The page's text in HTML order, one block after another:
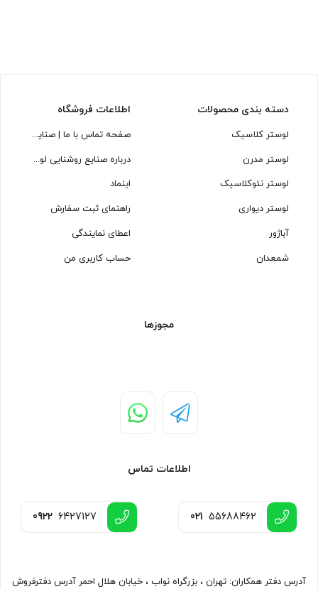
دسته بندی محصولات
لوستر کلاسیک
لوستر مدرن
لوستر نئوکلاسیک
لوستر دیواری
آباژور
شمعدان
اطلاعات فروشگاه
صفحه تماس با ما | صنایع روشنایی لوسترسازان
درباره صنایع روشنایی لوسترسازان
اینماد
راهنمای ثبت سفارش
اعطای نمایندگی
حساب کاربری من
مجوزها
اطلاعات تماس
021 55688462
0922 6427127
آدرس دفتر همکاران: تهران ، بزرگراه نواب ، خیابان هلال احمر آدرس دفترفروش